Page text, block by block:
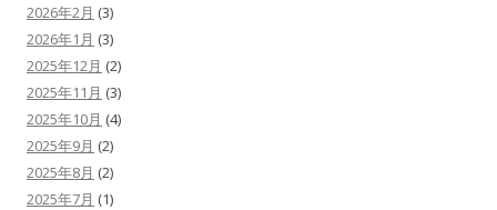
2026年2月 (3)
2026年1月 (3)
2025年12月 (2)
2025年11月 (3)
2025年10月 (4)
2025年9月 (2)
2025年8月 (2)
2025年7月 (1)